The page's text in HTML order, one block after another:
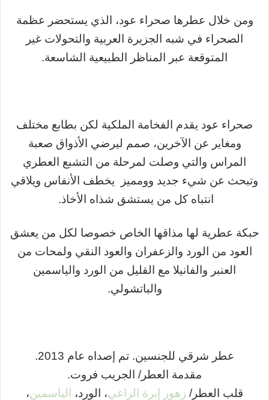
ومن خلال عطرها صحراء عود، الذي يستحضر عظمة
الصحراء في شبه الجزيرة العربية والتحولات غير
المتوقعة عبر المناظر الطبيعية الشاسعة.
صحراء عود يقدم الفخامة الملكية لكن بطابع مختلف
ومغاير عن الآخرين، صمم ليرضي الأذواق صعبة
المراس والتي وصلت لمرحلة من التشبع العطري
وتبحث عن شيء جديد وومميز يخطف الأنفاس ويلاقي
انتباه كل من يستشق شذاه الأخاذ.
حبكة عطرية لها مذاقها الخاص خصوصا لكل من يعشق
العود من الورد والزعفران والعود النقي ولمحات من
العنبر والفانيلا مع القليل من الورد والياسمين
والباتشولي.
عطر شرقي للجنسين. تم إصداه عام 2013.
مقدمة العطر/ الجريب فروت.
قلب العطر/ زهور إبرة الراعي، الورد، الياسمين،